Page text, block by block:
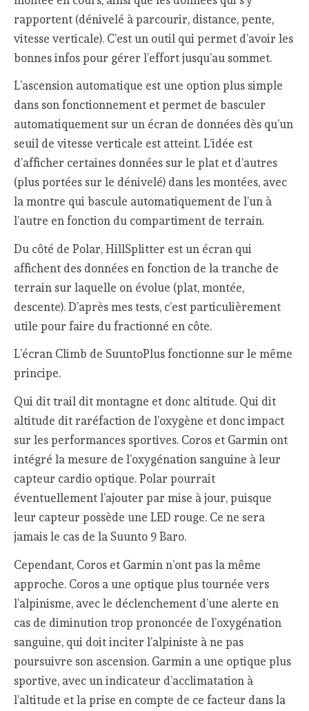
rapportent (dénivelé à parcourir, distance, pente,
vitesse verticale). C’est un outil qui permet d’avoir les
bonnes infos pour gérer l’effort jusqu’au sommet.
L’ascension automatique est une option plus simple
dans son fonctionnement et permet de basculer
automatiquement sur un écran de données dès qu’un
seuil de vitesse verticale est atteint. L’idée est
d’afficher certaines données sur le plat et d’autres
(plus portées sur le dénivelé) dans les montées, avec
la montre qui bascule automatiquement de l’un à
l’autre en fonction du compartiment de terrain.
Du côté de Polar, HillSplitter est un écran qui
affichent des données en fonction de la tranche de
terrain sur laquelle on évolue (plat, montée,
descente). D’après mes tests, c’est particulièrement
utile pour faire du fractionné en côte.
L’écran Climb de SuuntoPlus fonctionne sur le même
principe.
Qui dit trail dit montagne et donc altitude. Qui dit
altitude dit raréfaction de l’oxygène et donc impact
sur les performances sportives. Coros et Garmin ont
intégré la mesure de l’oxygénation sanguine à leur
capteur cardio optique. Polar pourrait
éventuellement l’ajouter par mise à jour, puisque
leur capteur possède une LED rouge. Ce ne sera
jamais le cas de la Suunto 9 Baro.
Cependant, Coros et Garmin n’ont pas la même
approche. Coros a une optique plus tournée vers
l’alpinisme, avec le déclenchement d’une alerte en
cas de diminution trop prononcée de l’oxygénation
sanguine, qui doit inciter l’alpiniste à ne pas
poursuivre son ascension. Garmin a une optique plus
sportive, avec un indicateur d’acclimatation à
l’altitude et la prise en compte de ce facteur dans la